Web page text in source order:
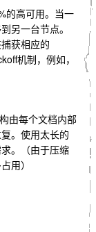
的高可用。当一
另一台节点。
获相应的
机制，例如，
由每个文档内部
。使用太长的
。（由于压缩
用）